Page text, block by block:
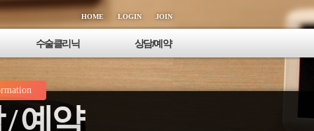
예약
HOME LOGIN JOIN
수술클리닉 상담/예약
정관/정관복원술
음낭수종
고환/부고환염
온라인상담